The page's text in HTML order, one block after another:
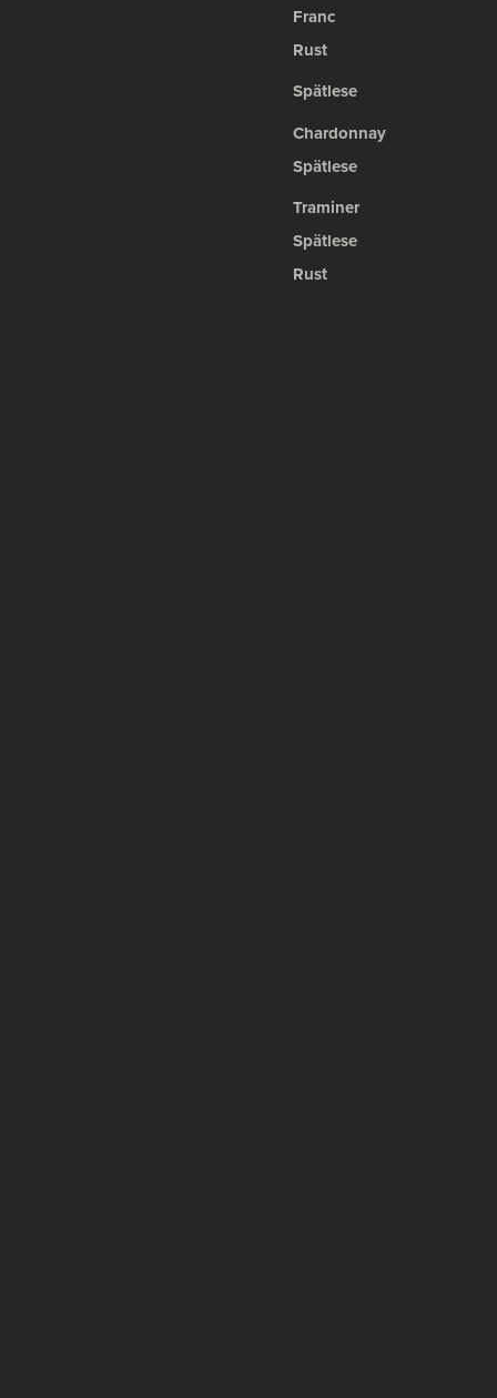
Franc
Rust
Spätlese
Chardonnay
Spätlese
Traminer
Spätlese
Rust